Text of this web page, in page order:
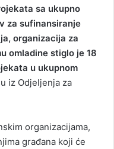
sa ukupno
za sufinansiranje
organizacija za
omladine stiglo je 18
u ukupnom
iz Odjeljenja za
organizacijama,
građana koji će